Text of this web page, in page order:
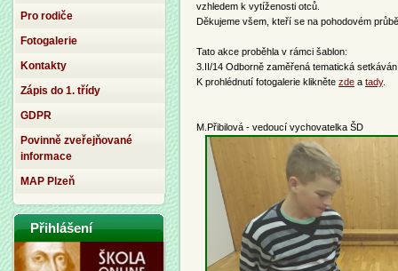
vzhledem k vytíženosti otců.
Děkujeme všem, kteří se na pohodovém
Tato akce proběhla v rámci šablon:
3.II/14 Odborně zaměřená tematická
K prohlédnutí fotogalerie klikněte zde a tady.
M.Přibilová - vedoucí vychovatelka ŠD
Pro rodiče
Fotogalerie
Kontakty
Zápis do 1. třídy
GDPR
Povinně zveřejňované
informace
MAP Plzeň
Přihlášení